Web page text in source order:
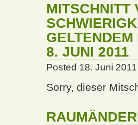
MITSCHNITT
8. JUNI 2011
Posted 18. Juni
Sorry, dieser